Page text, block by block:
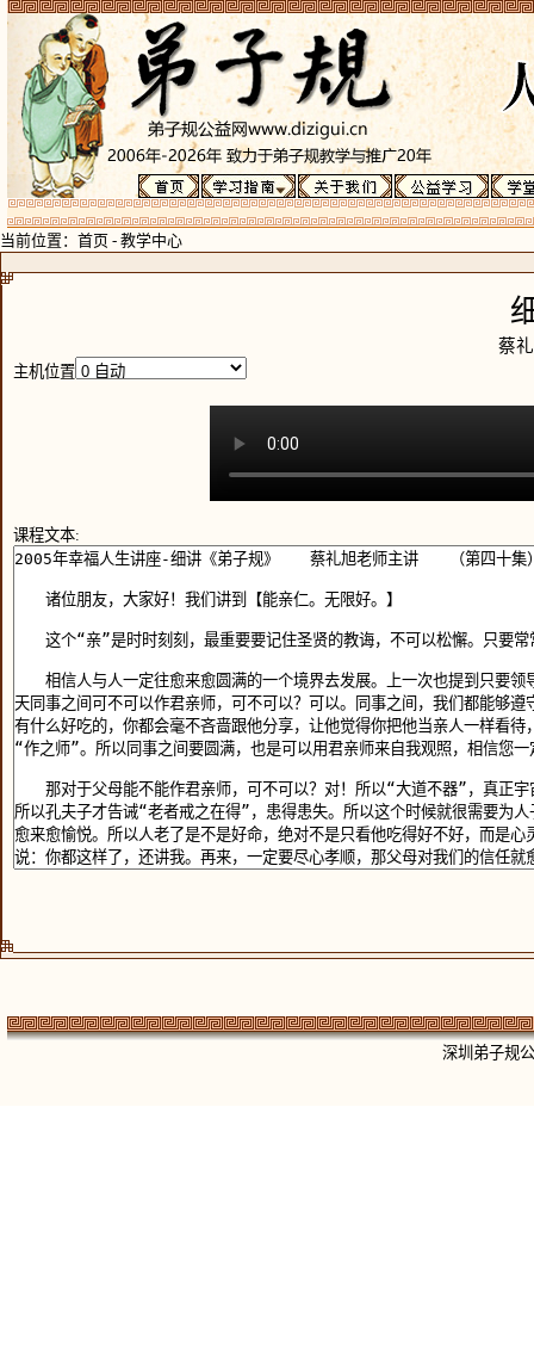
当前位置： 首页 - 教学中心
蔡
主机位置
课程文本:
深圳弟子规